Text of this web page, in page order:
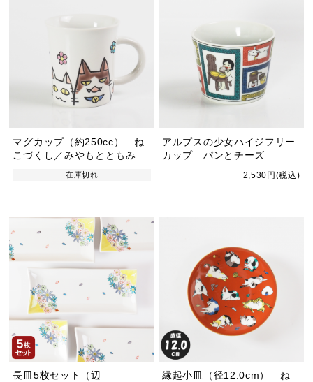
マグカップ（約250cc） ね
こづくし／みやもとともみ
在庫切れ
アルプスの少女ハイジフリー
カップ パンとチーズ
2,530円(税込)
長皿5枚セット（辺
縁起小皿（径12.0cm） ね